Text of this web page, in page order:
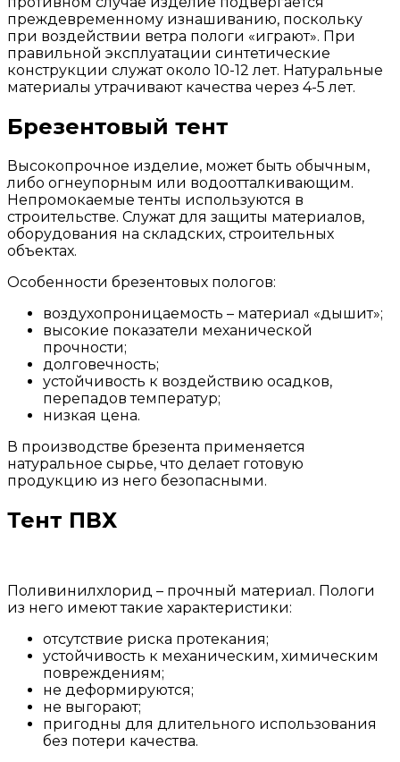
преждевременному изнашиванию, поскольку
при воздействии ветра пологи «играют». При
правильной эксплуатации синтетические
конструкции служат около 10-12 лет. Натуральные
материалы утрачивают качества через 4-5 лет.
Брезентовый тент
Высокопрочное изделие, может быть обычным,
либо огнеупорным или водоотталкивающим.
Непромокаемые тенты используются в
строительстве. Служат для защиты материалов,
оборудования на складских, строительных
объектах.
Особенности брезентовых пологов:
воздухопроницаемость – материал «дышит»;
высокие показатели механической
прочности;
долговечность;
устойчивость к воздействию осадков,
перепадов температур;
низкая цена.
В производстве брезента применяется
натуральное сырье, что делает готовую
продукцию из него безопасными.
Тент ПВХ
Поливинилхлорид – прочный материал. Пологи
из него имеют такие характеристики:
отсутствие риска протекания;
устойчивость к механическим, химическим
повреждениям;
не деформируются;
не выгорают;
пригодны для длительного использования
без потери качества.